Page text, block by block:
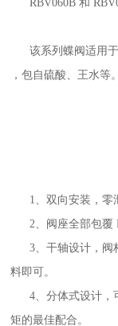
RBV060B 和
该系列蝶阀适用于
，包自硫酸、王水等
1、双向安装，零
2、阀座全部包覆
3、干轴设计，阀
料即可。
4、分体式设计，
矩的最佳配合。